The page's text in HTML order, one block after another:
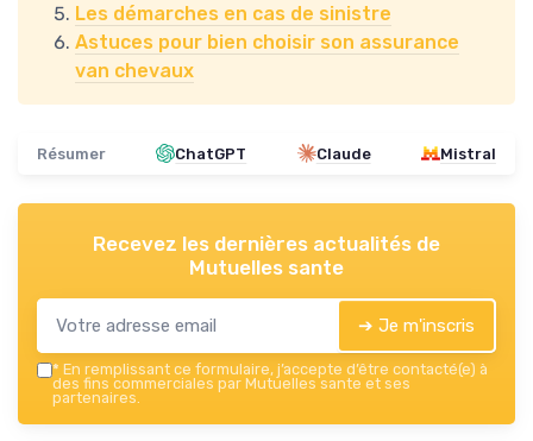
Les démarches en cas de sinistre
Astuces pour bien choisir son assurance
van chevaux
Résumer ChatGPT Claude Mistral
Recevez les dernières actualités de
Mutuelles sante
➔ Je m'inscris
* En remplissant ce formulaire, j’accepte d’être contacté(e) à
des fins commerciales par Mutuelles sante et ses
partenaires.